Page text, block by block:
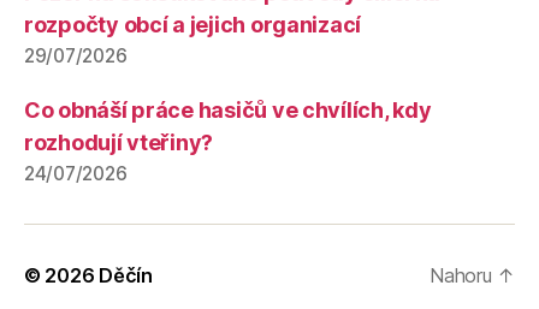
rozpočty obcí a jejich organizací
29/07/2026
Co obnáší práce hasičů ve chvílích, kdy
rozhodují vteřiny?
24/07/2026
© 2026 Děčín Nahoru ↑